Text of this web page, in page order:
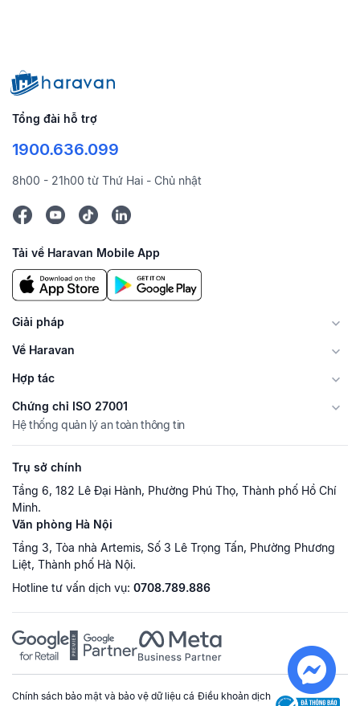
Tổng đài hỗ trợ
1900.636.099
8h00 - 21h00 từ Thứ Hai - Chủ nhật
Tải về Haravan Mobile App
Giải pháp
Về Haravan
Hợp tác
Chứng chỉ ISO 27001
Hệ thống quản lý an toàn thông tin
Trụ sở chính
Tầng 6, 182 Lê Đại Hành, Phường Phú Thọ, Thành phố Hồ Chí
Minh.
Văn phòng Hà Nội
Tầng 3, Tòa nhà Artemis, Số 3 Lê Trọng Tấn, Phường Phương
Liệt, Thành phố Hà Nội.
Hotline tư vấn dịch vụ: 0708.789.886
Chính sách bảo mật và bảo vệ dữ liệu cá Điều khoản dịch